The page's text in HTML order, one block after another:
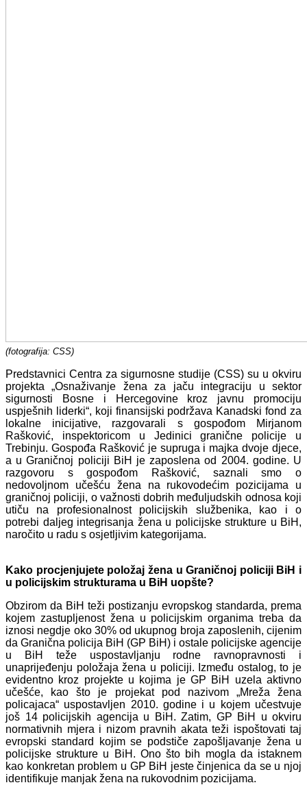
(fotografija: CSS)
Predstavnici Centra za sigurnosne studije (CSS) su u okviru
projekta „Osnaživanje žena za jaču integraciju u sektor
sigurnosti Bosne i Hercegovine kroz javnu promociju
uspješnih liderki“, koji finansijski podržava Kanadski fond za
lokalne inicijative, razgovarali s gospođom Mirjanom
Rašković, inspektoricom u Jedinici granične policije u
Trebinju. Gospođa Rašković je supruga i majka dvoje djece,
a u Graničnoj policiji BiH je zaposlena od 2004. godine. U
razgovoru s gospođom Rašković, saznali smo o
nedovoljnom učešću žena na rukovodećim pozicijama u
graničnoj policiji, o važnosti dobrih međuljudskih odnosa koji
utiču na profesionalnost policijskih službenika, kao i o
potrebi daljeg integrisanja žena u policijske strukture u BiH,
naročito u radu s osjetljivim kategorijama.
Kako procjenjujete položaj žena u Graničnoj policiji BiH i
u policijskim strukturama u BiH uopšte?
Obzirom da BiH teži postizanju evropskog standarda, prema
kojem zastupljenost žena u policijskim organima treba da
iznosi negdje oko 30% od ukupnog broja zaposlenih, cijenim
da Granična policija BiH (GP BiH) i ostale policijske agencije
u BiH teže uspostavljanju rodne ravnopravnosti i
unaprijeđenju položaja žena u policiji. Između ostalog, to je
evidentno kroz projekte u kojima je GP BiH uzela aktivno
učešće, kao što je projekat pod nazivom „Mreža žena
policajaca“ uspostavljen 2010. godine i u kojem učestvuje
još 14 policijskih agencija u BiH. Zatim, GP BiH u okviru
normativnih mjera i nizom pravnih akata teži ispoštovati taj
evropski standard kojim se podstiče zapošljavanje žena u
policijske strukture u BiH. Ono što bih mogla da istaknem
kao konkretan problem u GP BiH jeste činjenica da se u njoj
identifikuje manjak žena na rukovodnim pozicijama.